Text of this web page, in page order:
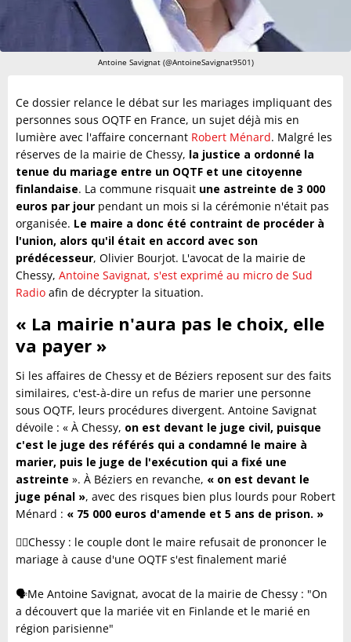
Antoine Savignat (@AntoineSavignat9501)
Ce dossier relance le débat sur les mariages impliquant des
personnes sous OQTF en France, un sujet déjà mis en
lumière avec l'affaire concernant Robert Ménard. Malgré les
réserves de la mairie de Chessy, la justice a ordonné la
tenue du mariage entre un OQTF et une citoyenne
finlandaise. La commune risquait une astreinte de 3 000
euros par jour pendant un mois si la cérémonie n'était pas
organisée. Le maire a donc été contraint de procéder à
l'union, alors qu'il était en accord avec son
prédécesseur, Olivier Bourjot. L'avocat de la mairie de
Chessy, Antoine Savignat, s'est exprimé au micro de Sud
Radio afin de décrypter la situation.
« La mairie n'aura pas le choix, elle
va payer »
Si les affaires de Chessy et de Béziers reposent sur des faits
similaires, c'est-à-dire un refus de marier une personne
sous OQTF, leurs procédures divergent. Antoine Savignat
dévoile : « À Chessy, on est devant le juge civil, puisque
c'est le juge des référés qui a condamné le maire à
marier, puis le juge de l'exécution qui a fixé une
astreinte ». À Béziers en revanche, « on est devant le
juge pénal », avec des risques bien plus lourds pour Robert
Ménard : « 75 000 euros d'amende et 5 ans de prison. »
🤵‍♂️Chessy : le couple dont le maire refusait de prononcer le
mariage à cause d'une OQTF s'est finalement marié
🗣️Me Antoine Savignat, avocat de la mairie de Chessy : "On
a découvert que la mariée vit en Finlande et le marié en
région parisienne"